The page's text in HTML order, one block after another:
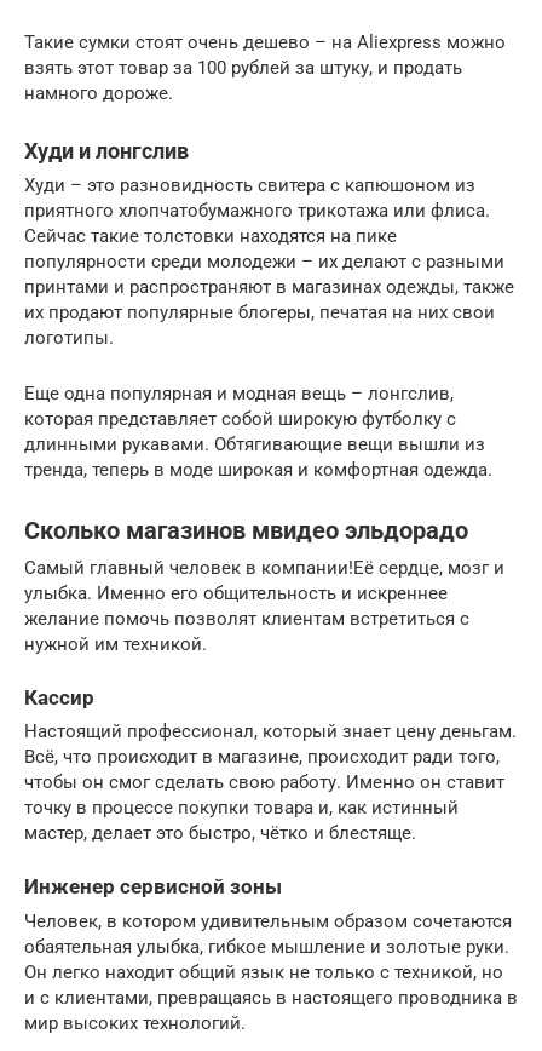
Такие сумки стоят очень дешево – на Aliexpress можно
взять этот товар за 100 рублей за штуку, и продать
намного дороже.
Худи и лонгслив
Худи – это разновидность свитера с капюшоном из
приятного хлопчатобумажного трикотажа или флиса.
Сейчас такие толстовки находятся на пике
популярности среди молодежи – их делают с разными
принтами и распространяют в магазинах одежды, также
их продают популярные блогеры, печатая на них свои
логотипы.
Еще одна популярная и модная вещь – лонгслив,
которая представляет собой широкую футболку с
длинными рукавами. Обтягивающие вещи вышли из
тренда, теперь в моде широкая и комфортная одежда.
Сколько магазинов мвидео эльдорадо
Самый главный человек в компании!Её сердце, мозг и
улыбка. Именно его общительность и искреннее
желание помочь позволят клиентам встретиться с
нужной им техникой.
Кассир
Настоящий профессионал, который знает цену деньгам.
Всё, что происходит в магазине, происходит ради того,
чтобы он смог сделать свою работу. Именно он ставит
точку в процессе покупки товара и, как истинный
мастер, делает это быстро, чётко и блестяще.
Инженер сервисной зоны
Человек, в котором удивительным образом сочетаются
обаятельная улыбка, гибкое мышление и золотые руки.
Он легко находит общий язык не только с техникой, но
и с клиентами, превращаясь в настоящего проводника в
мир высоких технологий.